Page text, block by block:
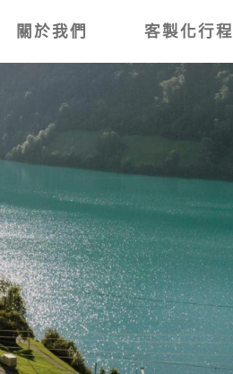
關於我們 客製化行程
．阿智村桃